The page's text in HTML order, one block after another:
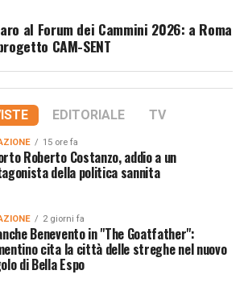
al Forum dei Cammini 2026: a Roma
CAM-SENT
EDITORIALE TV
15 ore fa
Roberto Costanzo, addio a un
della politica sannita
2 giorni fa
Benevento in "The Goatfather":
cita la città delle streghe nel nuovo
di Bella Espo